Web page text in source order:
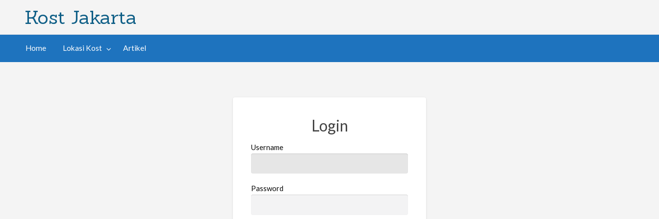
Kost Jakarta
Home Lokasi Kost Artikel
Login
Username
Password